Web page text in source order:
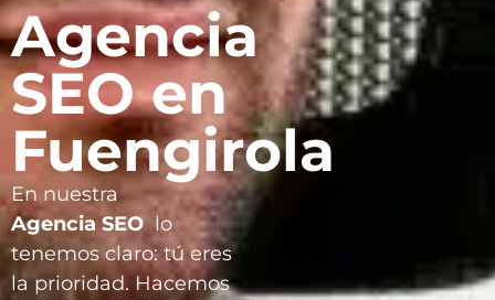
Agencia
SEO en
Fuengirola
En nuestra
Agencia SEOlo
tenemos claro: tú eres
la prioridad. Hacemos